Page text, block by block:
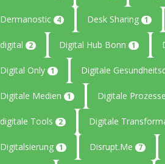
Dermanostic 4 Desk Sharing 1
digital 2 Digital Hub Bonn 1
Digital Only 1 Digitale
Digitale Medien 1 Digitale Prozesse
digitale Tools 2 Digitale
Digitalsierung 1 Disrupt.Me 7